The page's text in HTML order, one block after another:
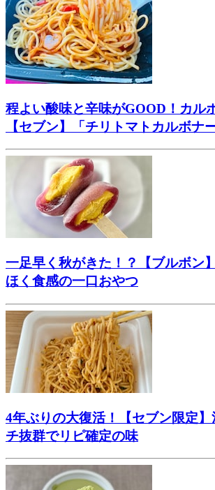
程よい酸味と辛味がGOOD！カ
【セブン】「チリトマトカルボナ
一足早く秋がきた！？【ブルボン
ほく食感の一口おやつ
4年ぶりの大復活！【セブン限定
チ抜群でリピ確定の味